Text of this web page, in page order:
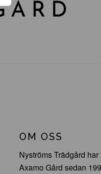
OM OSS
Nyströms Trädgård
Axamo Gård sedan